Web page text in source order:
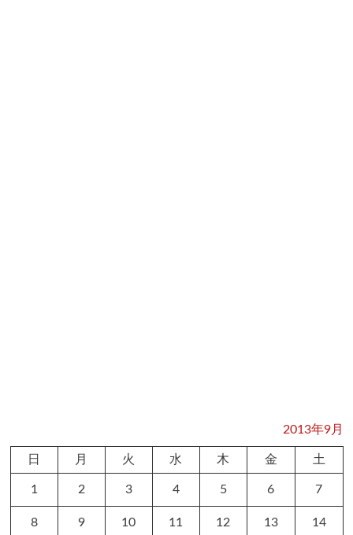
2013年9月
日 月 火 水 木 金 土
1 2 3 4 5 6 7
8 9 10 11 12 13 14